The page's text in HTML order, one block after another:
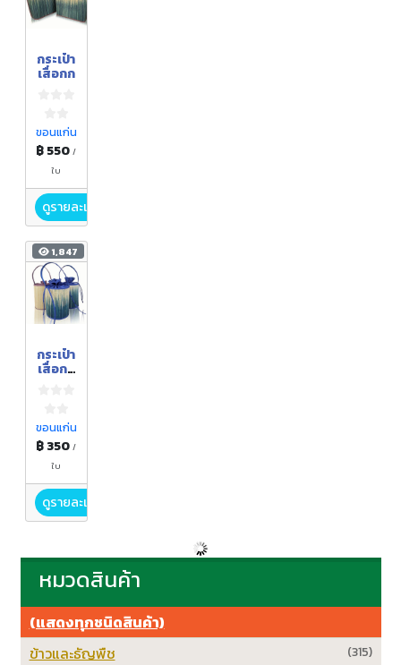
กระเป๋า
เสื่อกก
ขอนแก่น
฿ 550/
ใบ
ดูรายละเอียด
1,847
กระเป๋า
เสื่อกก
ขอนแก่น
฿ 350/
ใบ
ดูรายละเอียด
หมวดสินค้า
(แสดงทุกชนิดสินค้า)
(315)
ข้าวและธัญพืช